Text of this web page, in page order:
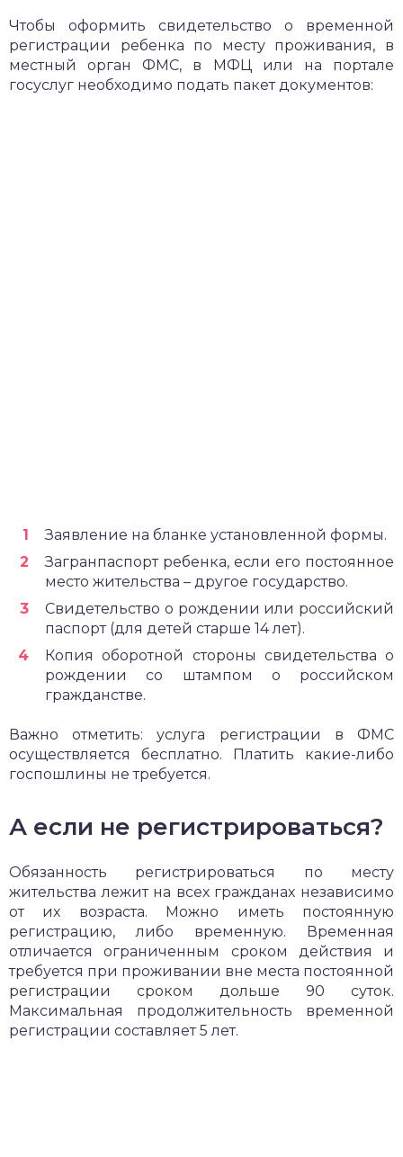
Чтобы оформить свидетельство о временной
регистрации ребенка по месту проживания, в
местный орган ФМС, в МФЦ или на портале
госуслуг необходимо подать пакет документов:
Заявление на бланке установленной формы.
Загранпаспорт ребенка, если его постоянное
место жительства – другое государство.
Свидетельство о рождении или российский
паспорт (для детей старше 14 лет).
Копия оборотной стороны свидетельства о
рождении со штампом о российском
гражданстве.
Важно отметить: услуга регистрации в ФМС
осуществляется бесплатно. Платить какие-либо
госпошлины не требуется.
А если не регистрироваться?
Обязанность регистрироваться по месту
жительства лежит на всех гражданах независимо
от их возраста. Можно иметь постоянную
регистрацию, либо временную. Временная
отличается ограниченным сроком действия и
требуется при проживании вне места постоянной
регистрации сроком дольше 90 суток.
Максимальная продолжительность временной
регистрации составляет 5 лет.